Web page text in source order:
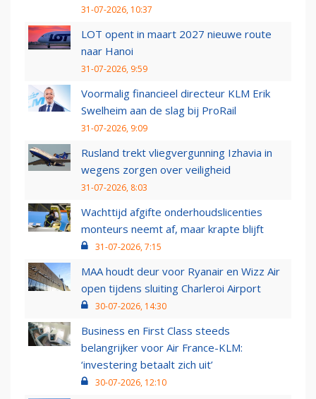
31-07-2026, 10:37
LOT opent in maart 2027 nieuwe route
naar Hanoi
31-07-2026, 9:59
Voormalig financieel directeur KLM Erik
Swelheim aan de slag bij ProRail
31-07-2026, 9:09
Rusland trekt vliegvergunning Izhavia in
wegens zorgen over veiligheid
31-07-2026, 8:03
Wachttijd afgifte onderhoudslicenties
monteurs neemt af, maar krapte blijft
31-07-2026, 7:15
MAA houdt deur voor Ryanair en Wizz Air
open tijdens sluiting Charleroi Airport
30-07-2026, 14:30
Business en First Class steeds
belangrijker voor Air France-KLM:
‘investering betaalt zich uit’
30-07-2026, 12:10